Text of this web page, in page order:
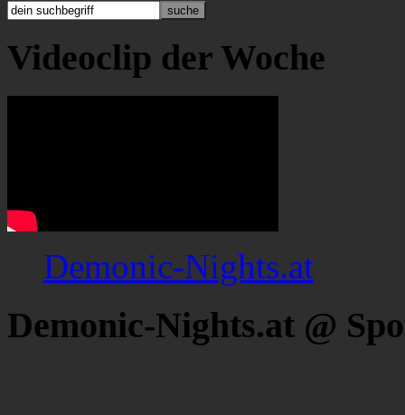
Videoclip der Woche
Demonic-Nights.at
Demonic-Nights.at @